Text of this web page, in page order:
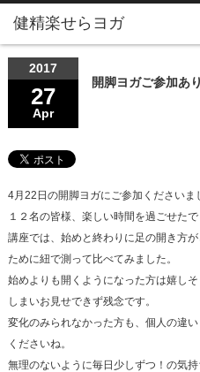
2017
27
Apr
開脚ヨガご参加あ
4月22日の開脚ヨガにご参加くださいま
１２名の皆様、楽しい時間を過ごせたで
講座では、始めと終わりに足の開き方
ために紐で測って比べてみました。
始めよりも開くようになった方は嬉し
しまいお見せできず残念です。
変化のみられなかった方も、個人の違
くださいね。
無理のないように毎日少しずつ！の気